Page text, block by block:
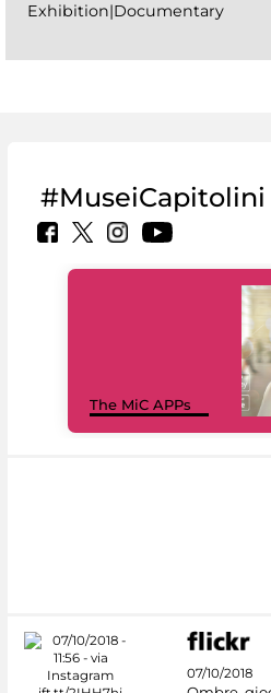
Exhibition|Documentary
#MuseiCapitolini
The MiC APPs
07/10/2018